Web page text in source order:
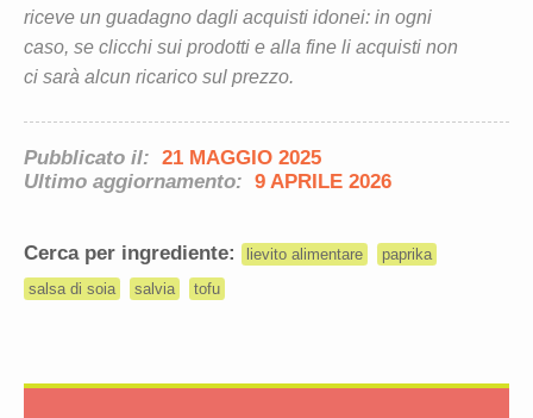
riceve un guadagno dagli acquisti idonei: in ogni
caso, se clicchi sui prodotti e alla fine li acquisti non
ci sarà alcun ricarico sul prezzo.
Pubblicato il: 21 MAGGIO 2025
Ultimo aggiornamento: 9 APRILE 2026
Cerca per ingrediente: lievito alimentare
paprika
salsa di soia
salvia tofu